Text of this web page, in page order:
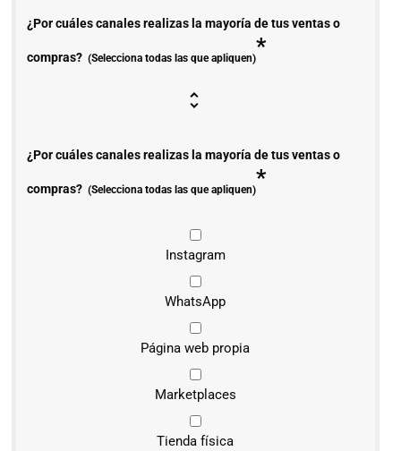
¿Por cuáles canales realizas la mayoría de tus ventas o
compras? (Selecciona todas las que apliquen)*
¿Por cuáles canales realizas la mayoría de tus ventas o
compras? (Selecciona todas las que apliquen)*
Instagram
WhatsApp
Página web propia
Marketplaces
Tienda física